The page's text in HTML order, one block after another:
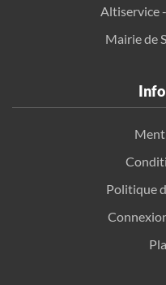
Altiservice
Mairie de
Politique